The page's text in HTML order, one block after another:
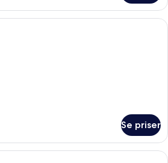
Ett badrum med toalett, dusch och
Se priser
Ett badrum med toalett, dusch och